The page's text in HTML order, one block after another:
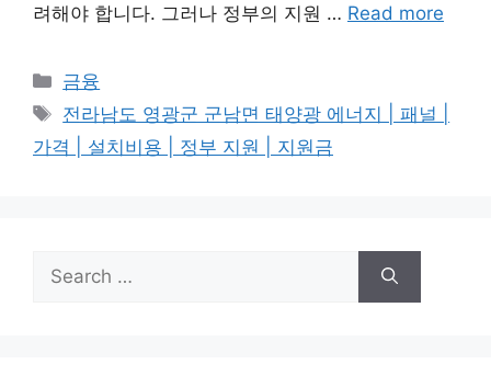
려해야 합니다. 그러나 정부의 지원 … Read more
Categories
금융
Tags
전라남도 영광군 군남면 태양광 에너지 | 패널 |
가격 | 설치비용 | 정부 지원 | 지원금
for: